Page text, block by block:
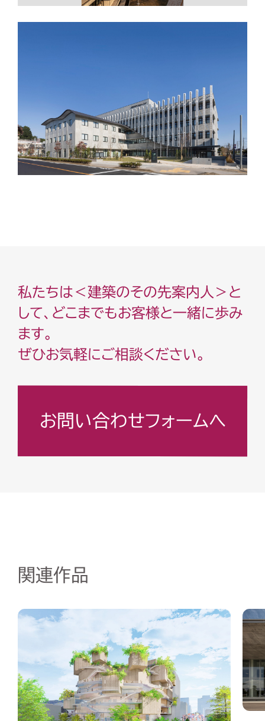
私たちは＜建築のその先案内人＞と
して、どこまでもお客様と一緒に歩み
ます。
ぜひお気軽にご相談ください。
お問い合わせフォームへ
関連作品